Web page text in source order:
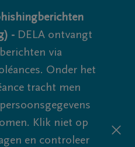
- DELA ontvangt
via
Onder het
tracht men
Klik niet op
en controleer